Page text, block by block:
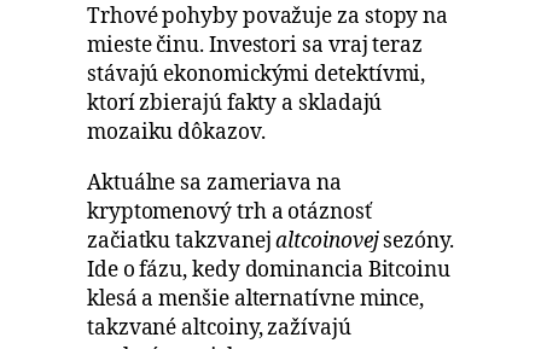
Trhové pohyby považuje za stopy na
mieste činu. Investori sa vraj teraz
stávajú ekonomickými detektívmi,
ktorí zbierajú fakty a skladajú
mozaiku dôkazov.
Aktuálne sa zameriava na
kryptomenový trh a otáznosť
začiatku takzvanejaltcoinovejsezóny.
Ide o fázu, kedy dominancia Bitcoinu
klesá a menšie alternatívne mince,
takzvané altcoiny, zažívajú